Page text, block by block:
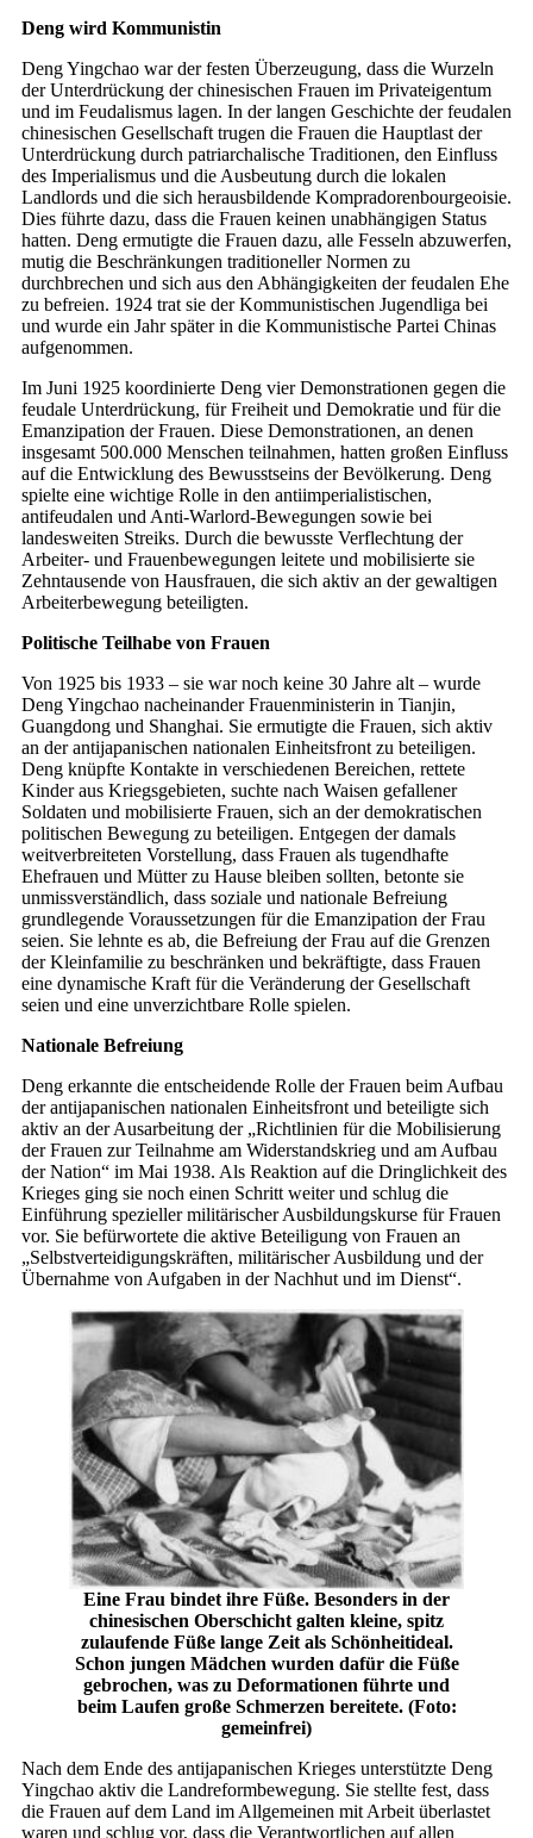
Deng wird Kommunistin
Deng Yingchao war der festen Überzeugung, dass die Wurzeln
der Unterdrückung der chinesischen Frauen im Privateigentum
und im Feudalismus lagen. In der langen Geschichte der feudalen
chinesischen Gesellschaft trugen die Frauen die Hauptlast der
Unterdrückung durch patriarchalische Traditionen, den Einfluss
des Imperialismus und die Ausbeutung durch die lokalen
Landlords und die sich herausbildende Kompradorenbourgeoisie.
Dies führte dazu, dass die Frauen keinen unabhängigen Status
hatten. Deng ermutigte die Frauen dazu, alle Fesseln abzuwerfen,
mutig die Beschränkungen traditioneller Normen zu
durchbrechen und sich aus den Abhängigkeiten der feudalen Ehe
zu befreien. 1924 trat sie der Kommunistischen Jugendliga bei
und wurde ein Jahr später in die Kommunistische Partei Chinas
aufgenommen.
Im Juni 1925 koordinierte Deng vier Demonstrationen gegen die
feudale Unterdrückung, für Freiheit und Demokratie und für die
Emanzipation der Frauen. Diese Demonstrationen, an denen
insgesamt 500.000 Menschen teilnahmen, hatten großen Einfluss
auf die Entwicklung des Bewusstseins der Bevölkerung. Deng
spielte eine wichtige Rolle in den antiimperialistischen,
antifeudalen und Anti-Warlord-Bewegungen sowie bei
landesweiten Streiks. Durch die bewusste Verflechtung der
Arbeiter- und Frauenbewegungen leitete und mobilisierte sie
Zehntausende von Hausfrauen, die sich aktiv an der gewaltigen
Arbeiterbewegung beteiligten.
Politische Teilhabe von Frauen
Von 1925 bis 1933 – sie war noch keine 30 Jahre alt – wurde
Deng Yingchao nacheinander Frauenministerin in Tianjin,
Guangdong und Shanghai. Sie ermutigte die Frauen, sich aktiv
an der antijapanischen nationalen Einheitsfront zu beteiligen.
Deng knüpfte Kontakte in verschiedenen Bereichen, rettete
Kinder aus Kriegsgebieten, suchte nach Waisen gefallener
Soldaten und mobilisierte Frauen, sich an der demokratischen
politischen Bewegung zu beteiligen. Entgegen der damals
weitverbreiteten Vorstellung, dass Frauen als tugendhafte
Ehefrauen und Mütter zu Hause bleiben sollten, betonte sie
unmissverständlich, dass soziale und nationale Befreiung
grundlegende Voraussetzungen für die Emanzipation der Frau
seien. Sie lehnte es ab, die Befreiung der Frau auf die Grenzen
der Kleinfamilie zu beschränken und bekräftigte, dass Frauen
eine dynamische Kraft für die Veränderung der Gesellschaft
seien und eine unverzichtbare Rolle spielen.
Nationale Befreiung
Deng erkannte die entscheidende Rolle der Frauen beim Aufbau
der antijapanischen nationalen Einheitsfront und beteiligte sich
aktiv an der Ausarbeitung der „Richtlinien für die Mobilisierung
der Frauen zur Teilnahme am Widerstandskrieg und am Aufbau
der Nation“ im Mai 1938. Als Reaktion auf die Dringlichkeit des
Krieges ging sie noch einen Schritt weiter und schlug die
Einführung spezieller militärischer Ausbildungskurse für Frauen
vor. Sie befürwortete die aktive Beteiligung von Frauen an
„Selbstverteidigungskräften, militärischer Ausbildung und der
Übernahme von Aufgaben in der Nachhut und im Dienst“.
Eine Frau bindet ihre Füße. Besonders in der
chinesischen Oberschicht galten kleine, spitz
zulaufende Füße lange Zeit als Schönheitideal.
Schon jungen Mädchen wurden dafür die Füße
gebrochen, was zu Deformationen führte und
beim Laufen große Schmerzen bereitete. (Foto:
gemeinfrei)
Nach dem Ende des antijapanischen Krieges unterstützte Deng
Yingchao aktiv die Landreformbewegung. Sie stellte fest, dass
die Frauen auf dem Land im Allgemeinen mit Arbeit überlastet
waren und schlug vor, dass die Verantwortlichen auf allen